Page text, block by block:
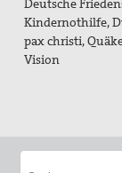
Deutsche
Kindernothilfe,
pax christi,
Vision